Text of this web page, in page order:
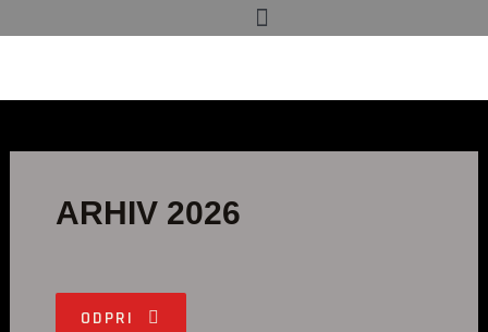
ARHIV 2026
ODPRI